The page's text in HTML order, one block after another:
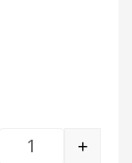
Quantity+